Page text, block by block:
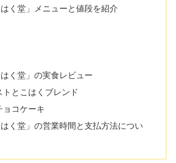
く堂」メニューと値段を紹介
く堂」の実食レビュー
とこはくブレンド
ョコケーキ
く堂」の営業時間と支払方法につい